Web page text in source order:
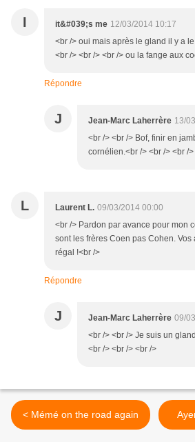
I it&#039;s me 12/03/2014 10:17
<br /> oui mais après le gland il y a
<br /> <br /> <br /> ou la fange aux
Répondre
J Jean-Marc Laherrère 13/
<br /> <br /> Bof, finir en
cornélien.<br /> <br /> <br /
L Laurent L. 09/03/2014 00:00
<br /> Pardon par avance pour mon
sont les frères Coen pas Cohen. Vos
régal !<br />
Répondre
J Jean-Marc Laherrère 09/
<br /> <br /> Je suis un
<br /> <br /> <br />
< Mémé on the road again